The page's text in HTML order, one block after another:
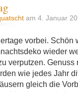
am 4. Januar
vorbei. Schön
wieder
verputzen. Genuss
wie jedes Jahr
gleich die